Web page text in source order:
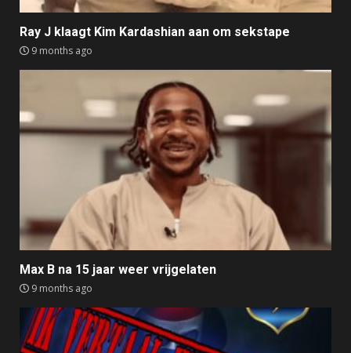
Ray J klaagt Kim Kardashian aan om sekstape
9 months ago
Max B na 15 jaar weer vrijgelaten
9 months ago